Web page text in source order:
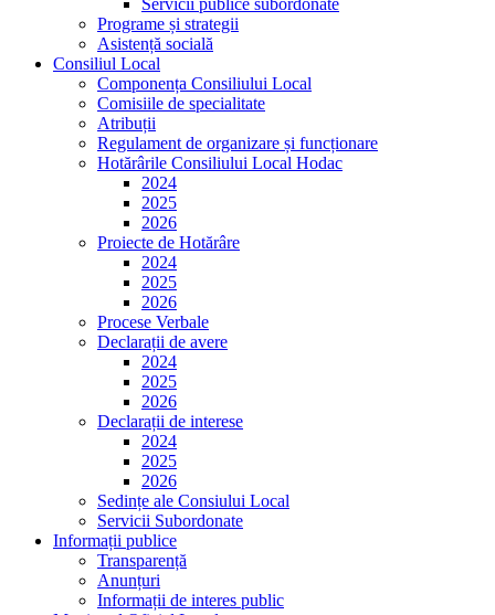
Servicii publice subordonate
Programe și strategii
Asistență socială
Consiliul Local
Componența Consiliului Local
Comisiile de specialitate
Atribuții
Regulament de organizare și funcționare
Hotărârile Consiliului Local Hodac
2024
2025
2026
Proiecte de Hotărâre
2024
2025
2026
Procese Verbale
Declarații de avere
2024
2025
2026
Declarații de interese
2024
2025
2026
Sedințe ale Consiului Local
Servicii Subordonate
Informații publice
Transparență
Anunțuri
Informații de interes public